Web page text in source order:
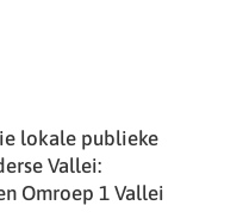
lokale publieke
Vallei:
Omroep 1 Vallei